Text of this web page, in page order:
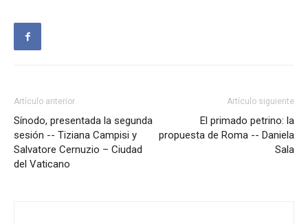
Artículo anterior
Sínodo, presentada la segunda
sesión -- Tiziana Campisi y
Salvatore Cernuzio – Ciudad
del Vaticano
Artículo siguiente
El primado petrino: la
propuesta de Roma -- Daniela
Sala